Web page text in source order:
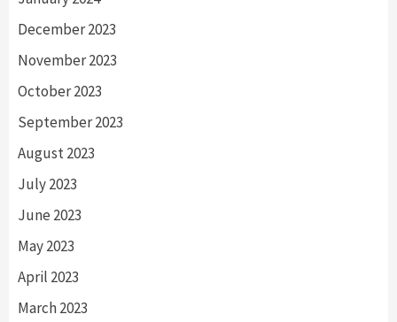
December 2023
November 2023
October 2023
September 2023
August 2023
July 2023
June 2023
May 2023
April 2023
March 2023